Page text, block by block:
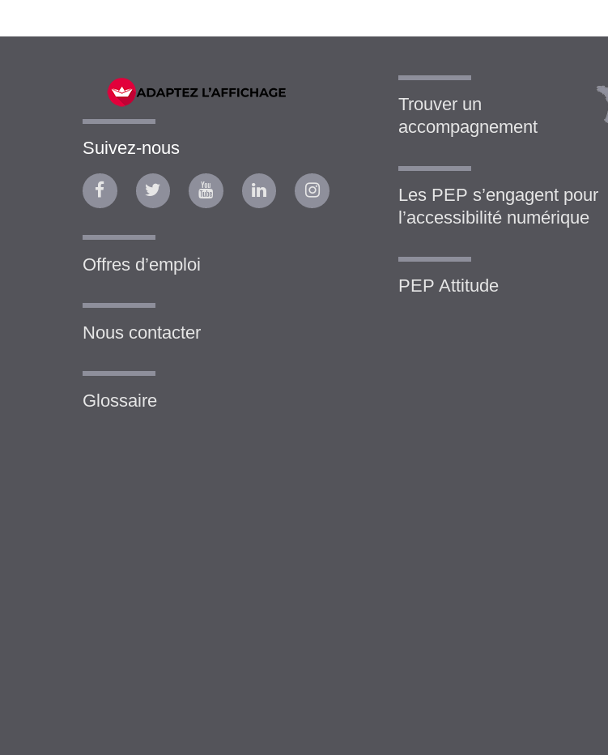
Suivez-nous
Offres d’emploi
Nous contacter
Glossaire
Trouver un
accompagnement
Les PEP s’engagent pour
l’accessibilité numérique
PEP Attitude